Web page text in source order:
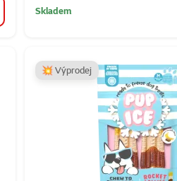
Skladem
💥 Výprodej